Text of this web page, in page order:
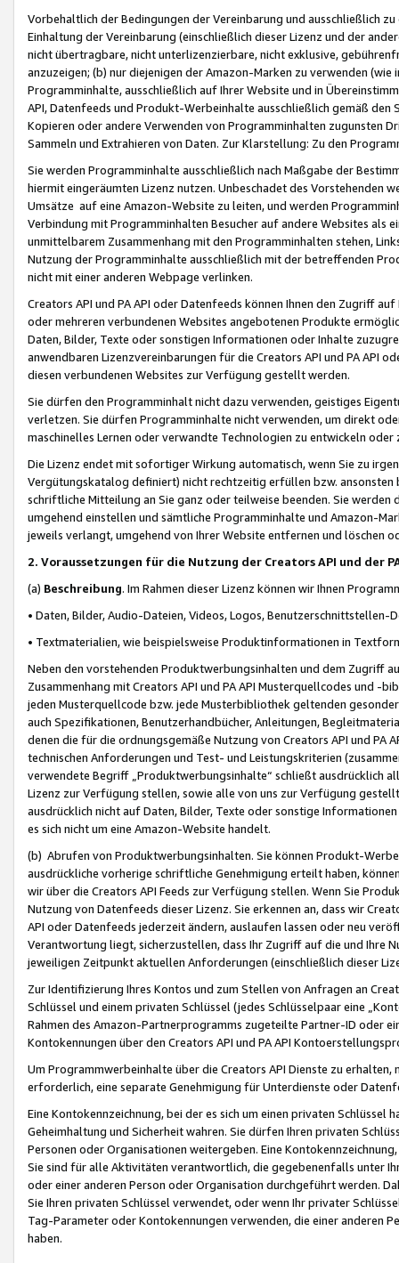
Vorbehaltlich der Bedingungen der Vereinbarung und ausschließlich
Einhaltung der Vereinbarung (einschließlich dieser Lizenz und der
nicht übertragbare, nicht unterlizenzierbare, nicht exklusive,
anzuzeigen; (b) nur diejenigen der Amazon-Marken zu verwenden
Programminhalte, ausschließlich auf Ihrer Website und in
API, Datenfeeds und Produkt-Werbeinhalte ausschließlich gemäß
Kopieren oder andere Verwenden von Programminhalten zugunsten
Sammeln und Extrahieren von Daten. Zur Klarstellung: Zu den
Sie werden Programminhalte ausschließlich nach Maßgabe der
hiermit eingeräumten Lizenz nutzen. Unbeschadet des Vorstehenden
Umsätze auf eine Amazon-Website zu leiten, und werden
Verbindung mit Programminhalten Besucher auf andere Websites als
unmittelbarem Zusammenhang mit den Programminhalten stehen,
Nutzung der Programminhalte ausschließlich mit der betreffenden
nicht mit einer anderen Webpage verlinken.
Creators API und PA API oder Datenfeeds können Ihnen den Zugriff
oder mehreren verbundenen Websites angebotenen Produkte
Daten, Bilder, Texte oder sonstigen Informationen oder Inhalte
anwendbaren Lizenzvereinbarungen für die Creators API und PA API
diesen verbundenen Websites zur Verfügung gestellt werden.
Sie dürfen den Programminhalt nicht dazu verwenden, geistiges
verletzen. Sie dürfen Programminhalte nicht verwenden, um direkt
maschinelles Lernen oder verwandte Technologien zu entwickeln
Die Lizenz endet mit sofortiger Wirkung automatisch, wenn Sie zu
Vergütungskatalog definiert) nicht rechtzeitig erfüllen bzw. ansonsten
schriftliche Mitteilung an Sie ganz oder teilweise beenden. Sie werden
umgehend einstellen und sämtliche Programminhalte und Amazon-
jeweils verlangt, umgehend von Ihrer Website entfernen und löschen
2. Voraussetzungen für die Nutzung der Creators API und der
(a) Beschreibung. Im Rahmen dieser Lizenz können wir Ihnen
• Daten, Bilder, Audio-Dateien, Videos, Logos, Benutzerschnittstellen-
• Textmaterialien, wie beispielsweise Produktinformationen in
Neben den vorstehenden Produktwerbungsinhalten und dem Zugriff
Zusammenhang mit Creators API und PA API Musterquellcodes und
jeden Musterquellcode bzw. jede Musterbibliothek geltenden
auch Spezifikationen, Benutzerhandbücher, Anleitungen,
denen die für die ordnungsgemäße Nutzung von Creators API und PA
technischen Anforderungen und Test- und Leistungskriterien
verwendete Begriff „Produktwerbungsinhalte“ schließt ausdrücklich
Lizenz zur Verfügung stellen, sowie alle von uns zur Verfügung
ausdrücklich nicht auf Daten, Bilder, Texte oder sonstige
es sich nicht um eine Amazon-Website handelt.
(b) Abrufen von Produktwerbungsinhalten. Sie können Produkt-
ausdrückliche vorherige schriftliche Genehmigung erteilt haben,
wir über die Creators API Feeds zur Verfügung stellen. Wenn Sie
Nutzung von Datenfeeds dieser Lizenz. Sie erkennen an, dass wir
API oder Datenfeeds jederzeit ändern, auslaufen lassen oder neu
Verantwortung liegt, sicherzustellen, dass Ihr Zugriff auf die und Ihre
jeweiligen Zeitpunkt aktuellen Anforderungen (einschließlich dieser
Zur Identifizierung Ihres Kontos und zum Stellen von Anfragen an
Schlüssel und einem privaten Schlüssel (jedes Schlüsselpaar eine
Rahmen des Amazon-Partnerprogramms zugeteilte Partner-ID oder
Kontokennungen über den Creators API und PA API
Um Programmwerbeinhalte über die Creators API Dienste zu
erforderlich, eine separate Genehmigung für Unterdienste oder
Eine Kontokennzeichnung, bei der es sich um einen privaten
Geheimhaltung und Sicherheit wahren. Sie dürfen Ihren privaten
Personen oder Organisationen weitergeben. Eine
Sie sind für alle Aktivitäten verantwortlich, die gegebenenfalls unter
oder einer anderen Person oder Organisation durchgeführt werden.
Sie Ihren privaten Schlüssel verwendet, oder wenn Ihr privater
Tag-Parameter oder Kontokennungen verwenden, die einer anderen
haben.